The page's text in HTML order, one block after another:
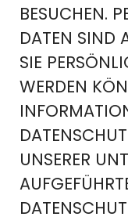
BESUCHEN.
DATEN SIND
SIE
WERDEN
UNSERER